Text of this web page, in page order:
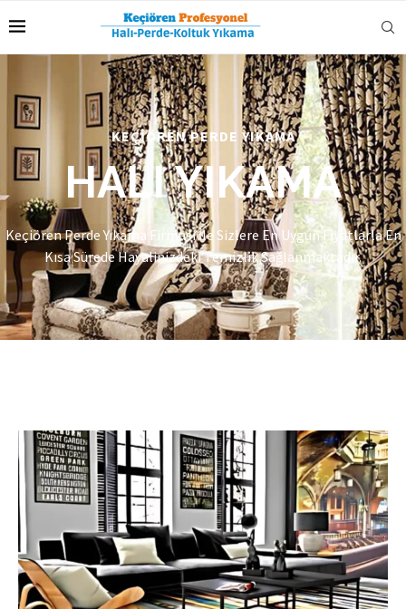
KEÇİÖREN PERDE YIKAMA
HALI YIKAMA
Keçiören Perde Yıkama Firması İle Sizlere En Uygun Fiyatlarla En
Kısa Sürede Hayalinizdeki Temizlik Sağlanmaktadır.